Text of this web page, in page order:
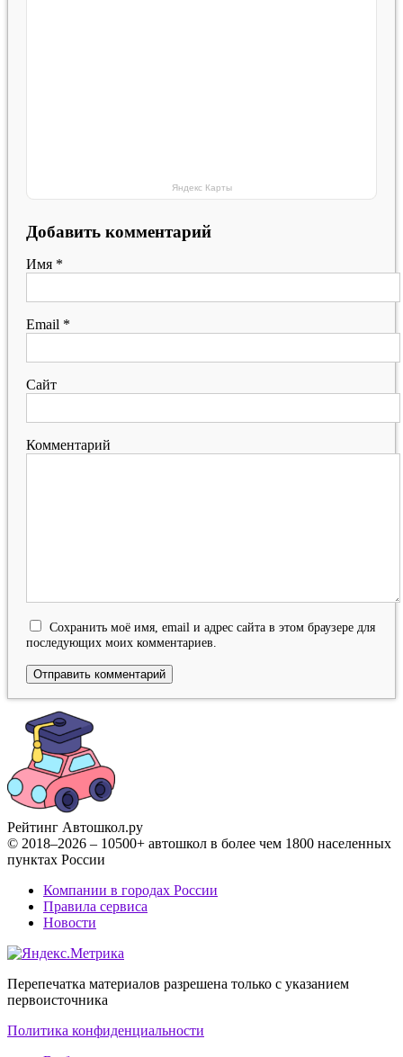
Яндекс Карты
Добавить комментарий
Имя *
Email *
Сайт
Комментарий
Сохранить моё имя, email и адрес сайта в этом браузере для
последующих моих комментариев.
Рейтинг Автошкол.ру
© 2018–2026 – 10500+ автошкол в более чем 1800 населенных
пунктах России
Компании в городах России
Правила сервиса
Новости
Перепечатка материалов разрешена только с указанием
первоисточника
Политика конфиденциальности